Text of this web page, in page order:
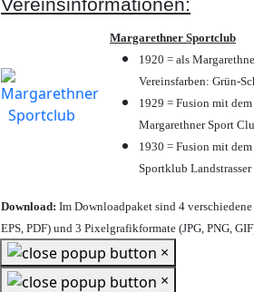
Margarethner Sportclub
1920 = als
Vereinsfarben: Grün-
1929 = Fusion mit
Margarethner Sport
1930 = Fusion mit
Sportklub Landstrasser
Download: Im Downloadpaket sind 4
EPS, PDF) und 3 Pixelgrafikformate (JPG, PNG,
×
×